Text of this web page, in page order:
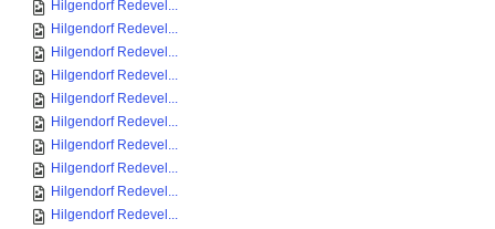
Hilgendorf Redevel...
Hilgendorf Redevel...
Hilgendorf Redevel...
Hilgendorf Redevel...
Hilgendorf Redevel...
Hilgendorf Redevel...
Hilgendorf Redevel...
Hilgendorf Redevel...
Hilgendorf Redevel...
Hilgendorf Redevel...